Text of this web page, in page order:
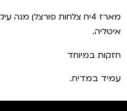
איטליה.
חזקות במיוחד
עמיד במדיח.